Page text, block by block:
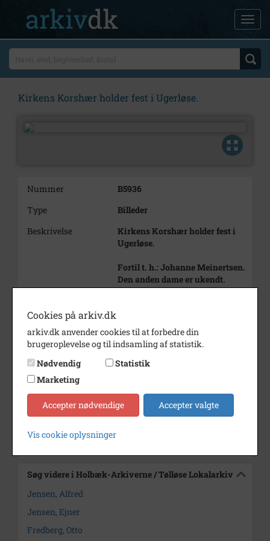
Kirkens Korshær holder fest i Ugerløse.
Nummer
B5936
Type
Billeder
Beskrivelse
Kirkens Korshær holder fest i
Ugerløse.
Fortil t. h.: Johanne Meinertsen.
Den anden dame er ukendt.
Bagtil fra v.: Otto Fredberg, Ejner
Dateringsnote
1977
Fotograf
Steen Rasmussen Sjællands
Arkiv
Holbæk-Arkiverne / Tølløse
Lokalarkiv
Kontakt arkivet
Søg videre i Holbæk-Arkiverne / Tølløse Lokalarkiv
Jensen, Alfred
Jensen, Ejner
Fredberg, Otto
Cookies på arkiv.dk
arkiv.dk anvender cookies til at forbedre din
brugeroplevelse og til indsamling af statistik.
Nødvendig
Statistik
Marketing
Accepter nødvendige Accepter valgte
Vis cookie oplysninger